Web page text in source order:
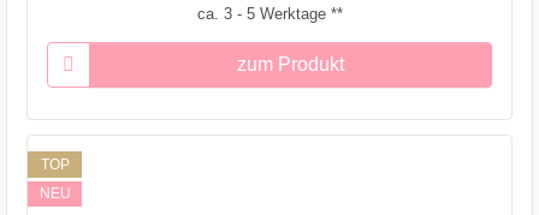
ca. 3 - 5 Werktage **
zum Produkt
TOP
NEU